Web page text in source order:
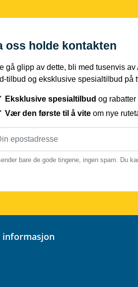
oss holde kontakten
gå glipp av dette, bli med tusenvis
tilbud og eksklusive spesialtilbud på
Eksklusive spesialtilbud og
Vær den første til å vite om nye
bare de gode tingene, ingen spam. Du
informasjon